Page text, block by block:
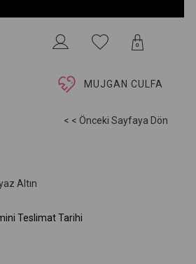
0
MUJGAN CULFA
< < Önceki Sayfaya Dön
Altın
Teslimat Tarihi